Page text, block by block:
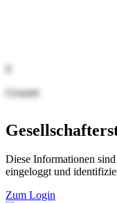
Gesamt
Diese Informationen
eingeloggt und
Zum Login